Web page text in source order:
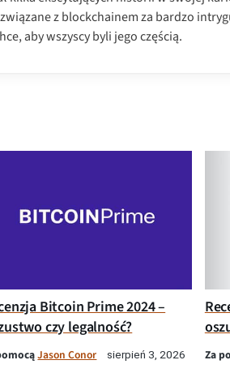
z blockchainem za bardzo
aby wszyscy byli jego częścią.
Bitcoin Prime 2024 –
czy legalność?
Jason Conor sierpień 3, 2026 Za